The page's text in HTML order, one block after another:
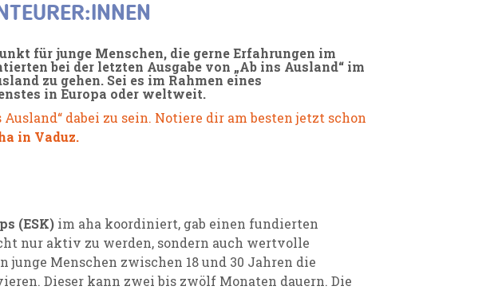
für junge Menschen, die gerne Erfahrungen im
bei der letzten Ausgabe von „Ab ins Ausland“ im
zu gehen. Sei es im Rahmen eines
in Europa oder weltweit.
dabei zu sein. Notiere dir am besten jetzt schon
in Vaduz.
(ESK) im aha koordiniert, gab einen fundierten
nur aktiv zu werden, sondern auch wertvolle
Menschen zwischen 18 und 30 Jahren die
Dieser kann zwei bis zwölf Monaten dauern. Die